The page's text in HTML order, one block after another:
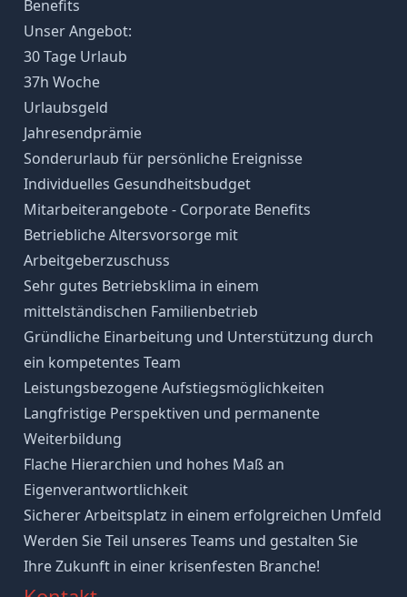
Benefits
Unser Angebot:
30 Tage Urlaub
37h Woche
Urlaubsgeld
Jahresendprämie
Sonderurlaub für persönliche Ereignisse
Individuelles Gesundheitsbudget
Mitarbeiterangebote - Corporate Benefits
Betriebliche Altersvorsorge mit
Arbeitgeberzuschuss
Sehr gutes Betriebsklima in einem
mittelständischen Familienbetrieb
Gründliche Einarbeitung und Unterstützung durch
ein kompetentes Team
Leistungsbezogene Aufstiegsmöglichkeiten
Langfristige Perspektiven und permanente
Weiterbildung
Flache Hierarchien und hohes Maß an
Eigenverantwortlichkeit
Sicherer Arbeitsplatz in einem erfolgreichen Umfeld
Werden Sie Teil unseres Teams und gestalten Sie
Ihre Zukunft in einer krisenfesten Branche!